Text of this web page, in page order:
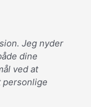
Jeg nyder
dine
ved at
personlige